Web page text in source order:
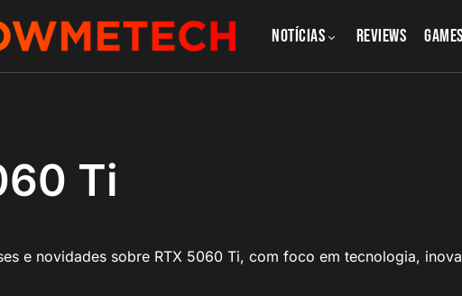
NOTÍCIAS REVIEWS GAMES
Ti
e novidades sobre RTX 5060 Ti, com foco em tecnologia,